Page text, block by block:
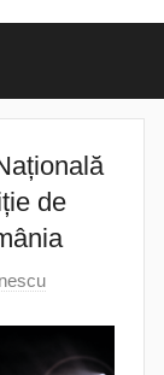
de